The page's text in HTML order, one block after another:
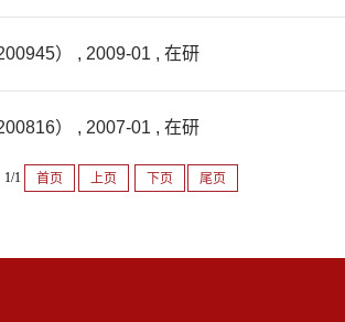
） , 2009-01 , 在研
） , 2007-01 , 在研
1/1 首页 上页 下页 尾页